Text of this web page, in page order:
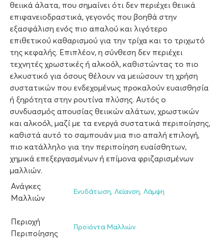
θειικά άλατα, που σημαίνει ότι δεν περιέχει θειικά
επιφανειοδραστικά, γεγονός που βοηθά στην
εξασφάλιση ενός πιο απαλού και λιγότερο
επιθετικού καθαρισμού για την τρίχα και το τριχωτό
της κεφαλής. Επιπλέον, η σύνθεση δεν περιέχει
τεχνητές χρωστικές ή αλκοόλ, καθιστώντας το πιο
ελκυστικό για όσους θέλουν να μειώσουν τη χρήση
συστατικών που ενδεχομένως προκαλούν ευαισθησία
ή ξηρότητα στην ρουτίνα πλύσης. Αυτός ο
συνδυασμός απουσίας θειικών αλάτων, χρωστικών
και αλκοόλ, μαζί με τα ενεργά συστατικά περιποίησης,
καθιστά αυτό το σαμπουάν μια πιο απαλή επιλογή,
πιο κατάλληλο για την περιποίηση ευαίσθητων,
χημικά επεξεργασμένων ή επίμονα φριζαρισμένων
μαλλιών.
Ανάγκες
Μαλλιών
Ενυδάτωση, Λείανση, Λάμψη
Περιοχή
Περιποίησης
Προϊόντα Μαλλιών